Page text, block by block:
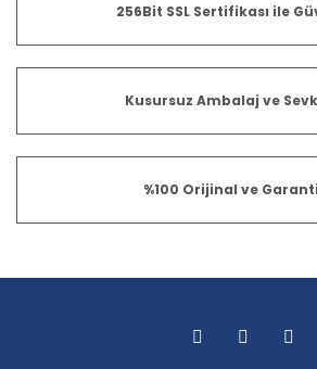
256Bit SSL Sertifikası ile
Kusursuz Ambalaj ve
%100 Orijinal ve